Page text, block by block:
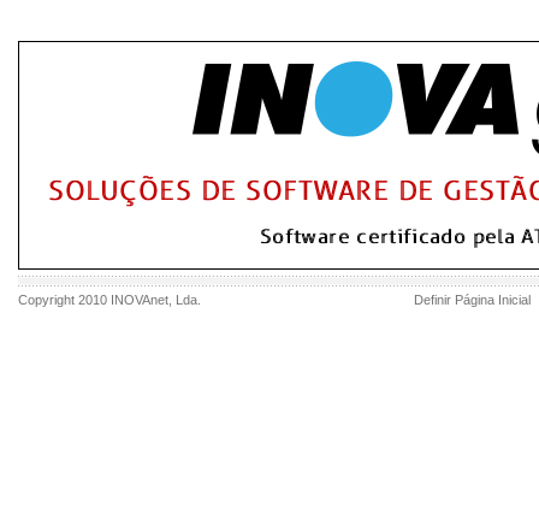
Copyright 2010 INOVAnet , Lda. Definir Página Inicial